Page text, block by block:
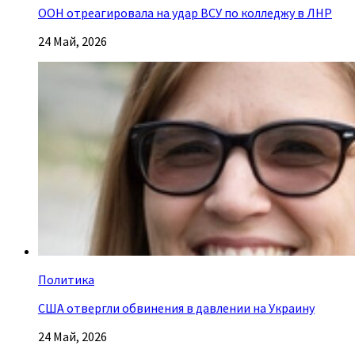
ООН отреагировала на удар ВСУ по колледжу в ЛНР
24 Май, 2026
Политика
США отвергли обвинения в давлении на Украину
24 Май, 2026